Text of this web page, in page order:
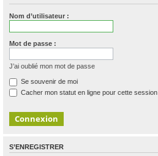
Nom d’utilisateur :
Mot de passe :
J’ai oublié mon mot de passe
Se souvenir de moi
Cacher mon statut en ligne pour cette session
S’ENREGISTRER